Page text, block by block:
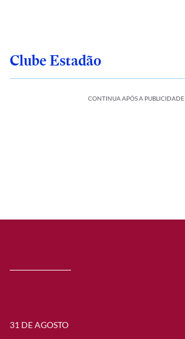
Clube Estadão
CONTINUA APÓS A PUBLICIDADE
31 DE AGOSTO